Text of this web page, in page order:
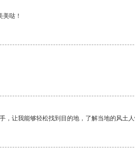
哒！
，让我能够轻松找到目的地，了解当地的风土